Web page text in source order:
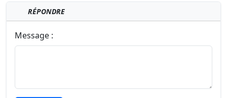
RÉPONDRE
Message :